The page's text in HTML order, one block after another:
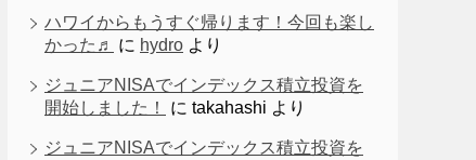
ハワイからもうすぐ帰ります！今回も楽し
かった♬
に hydro より
ジュニアNISAでインデックス積立投資を
開始しました！
に takahashi より
ジュニアNISAでインデックス積立投資を